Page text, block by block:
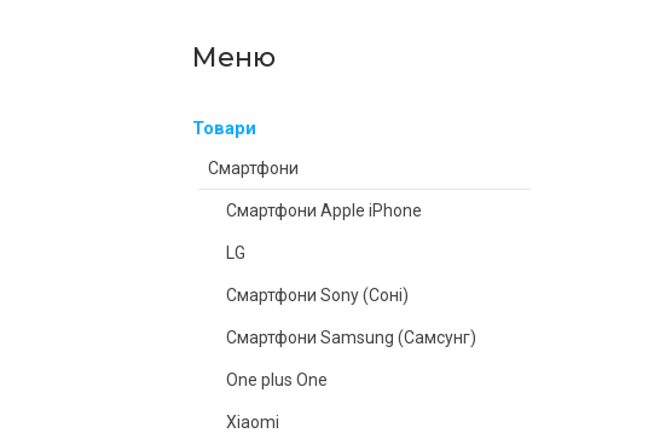
Товари
Смартфони
Смартфони Apple iPhone
LG
Смартфони Sony (Соні)
Смартфони Samsung (Самсунг)
One plus One
Xiaomi